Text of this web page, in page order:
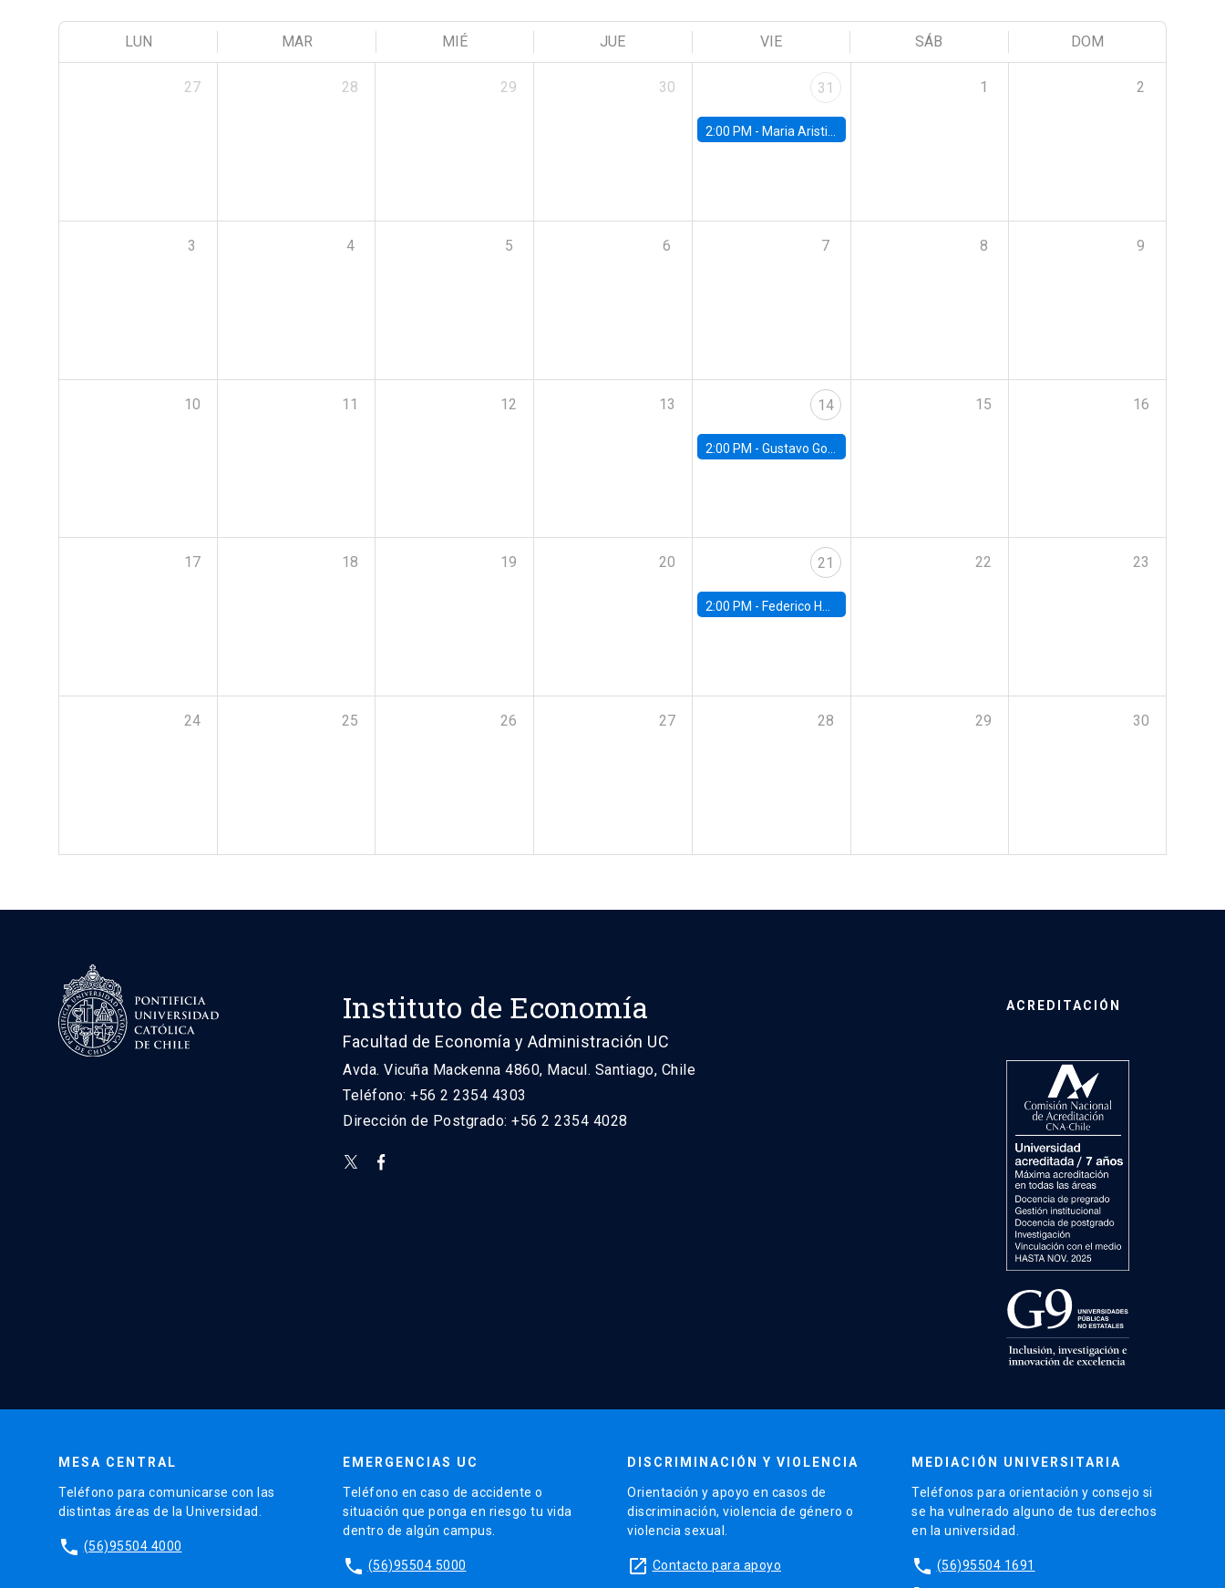
LUN MAR MIÉ JUE VIE SÁB DOM
27 28 29 30 31
2:00 PM - Maria Aristizabal-Ramirez, FED Board
1 2
3 4 5 6 7 8 9
10 11 12 13 14
2:00 PM - Gustavo González - Banco Central de Chile
15 16
17 18 19 20 21
2:00 PM - Federico Huneeus - Banco Central de Chile
22 23
24 25 26 27 28 29 30
Instituto de Economía
Facultad de Economía y Administración UC
Avda. Vicuña Mackenna 4860, Macul. Santiago, Chile
Teléfono: +56 2 2354 4303
Dirección de Postgrado: +56 2 2354 4028
ACREDITACIÓN
MESA CENTRAL
Teléfono para comunicarse con las
distintas áreas de la Universidad.
phone (56)95504 4000
EMERGENCIAS UC
Teléfono en caso de accidente o
situación que ponga en riesgo tu vida
dentro de algún campus.
phone (56)95504 5000
DISCRIMINACIÓN Y VIOLENCIA
Orientación y apoyo en casos de
discriminación, violencia de género o
violencia sexual.
launch Contacto para apoyo
MEDIACIÓN UNIVERSITARIA
Teléfonos para orientación y consejo si
se ha vulnerado alguno de tus derechos
en la universidad.
phone (56)95504 1691